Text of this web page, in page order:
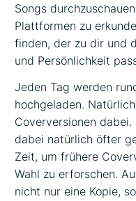
Songs
Plattformen zu
finden, der zu dir und
und Persönlichkeit
Jeden Tag werden
hochgeladen.
Coverversionen
dabei natürlich öfter
Zeit, um frühere
Wahl zu erforschen.
nicht nur eine Kopie,